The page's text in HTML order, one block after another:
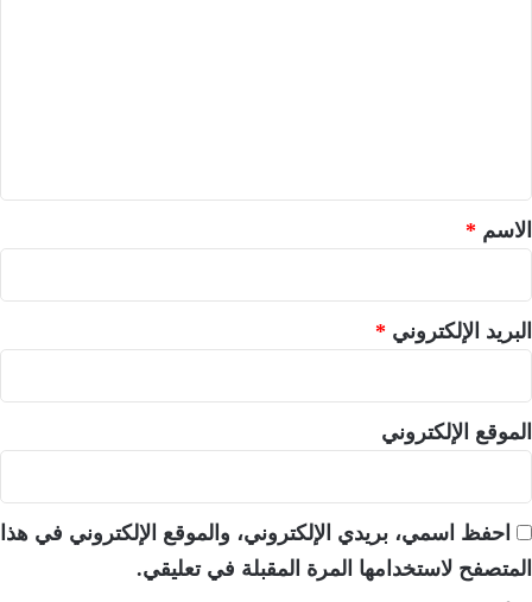
*الاسم *
البريد الإلكتروني *
الموقع الإلكتروني
احفظ اسمي، بريدي الإلكتروني، والموقع الإلكتروني في هذا
المتصفح لاستخدامها المرة المقبلة في تعليقي.